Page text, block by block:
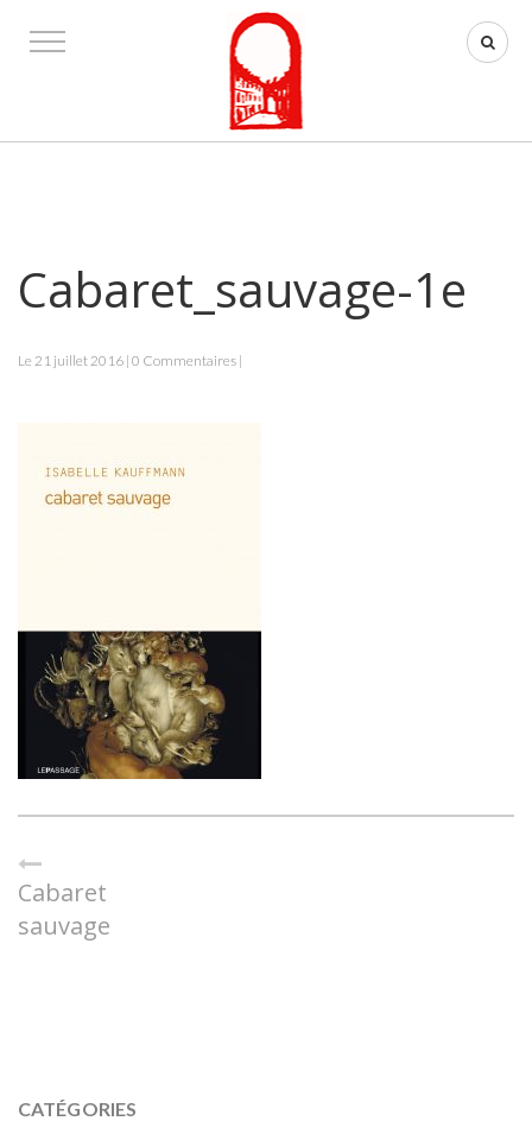
Cabaret_sauvage-1e
Le 21 juillet 2016 | 0 Commentaires |
Cabaret
sauvage
CATÉGORIES